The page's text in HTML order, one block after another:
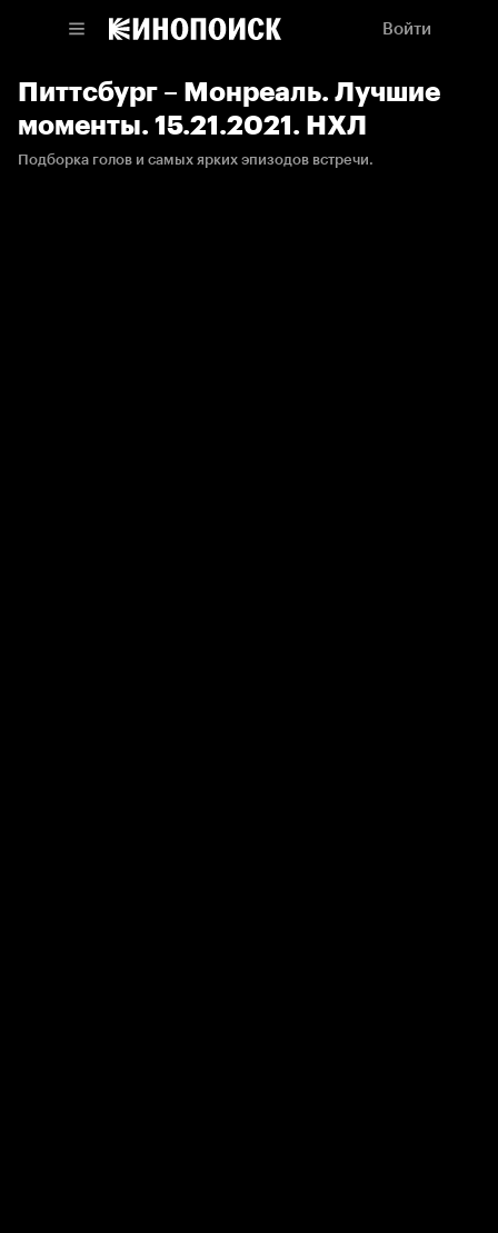
Войти
Питтсбург – Монреаль. Лучшие
моменты. 15.21.2021. НХЛ
Подборка голов и самых ярких эпизодов встречи.